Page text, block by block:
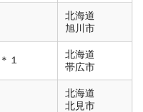
北海道
旭川市
１
北海道
帯広市
北海道
北見市